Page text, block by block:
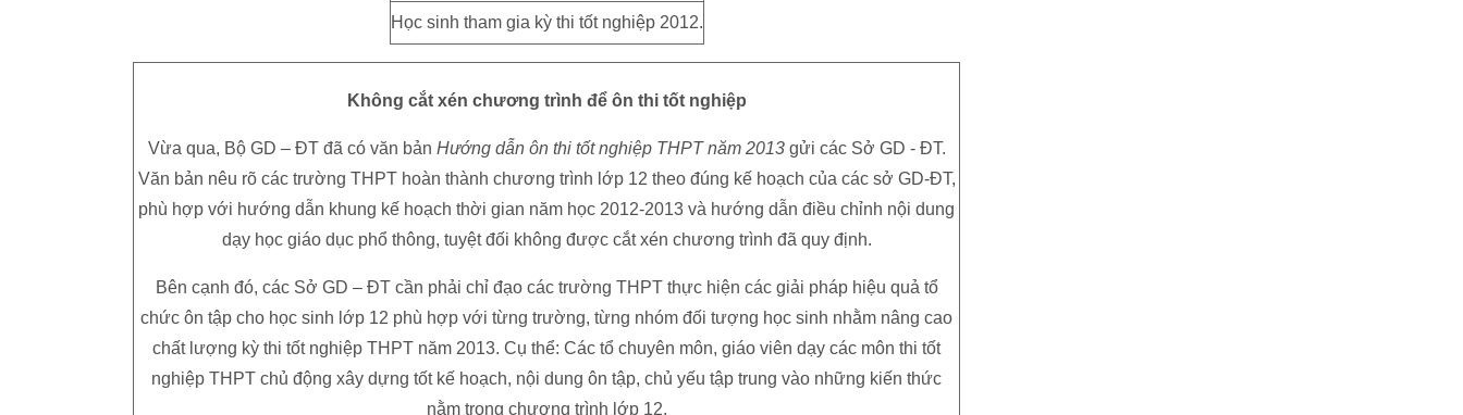
Học sinh tham gia kỳ thi tốt nghiệp 2012.
Không cắt xén chương trình để ôn thi tốt nghiệp
Vừa qua, Bộ GD – ĐT đã có văn bản Hướng dẫn ôn thi tốt nghiệp THPT năm 2013gửi các Sở GD - ĐT.
Văn bản nêu rõ các trường THPT hoàn thành chương trình lớp 12 theo đúng kế hoạch của các sở GD-ĐT,
phù hợp với hướng dẫn khung kế hoạch thời gian năm học 2012-2013 và hướng dẫn điều chỉnh nội dung
dạy học giáo dục phổ thông, tuyệt đối không được cắt xén chương trình đã quy định.
Bên cạnh đó, các Sở GD – ĐT cần phải chỉ đạo các trường THPT thực hiện các giải pháp hiệu quả tổ
chức ôn tập cho học sinh lớp 12 phù hợp với từng trường, từng nhóm đối tượng học sinh nhằm nâng cao
chất lượng kỳ thi tốt nghiệp THPT năm 2013. Cụ thể: Các tổ chuyên môn, giáo viên dạy các môn thi tốt
nghiệp THPT chủ động xây dựng tốt kế hoạch, nội dung ôn tập, chủ yếu tập trung vào những kiến thức
nằm trong chương trình lớp 12.